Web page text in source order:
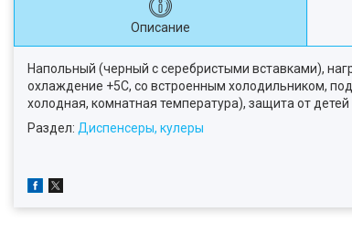
Описание
Напольный (черный с серебристыми вставками),
охлаждение +5С, со встроенным холодильником,
холодная, комнатная температура), защита от
Раздел: Диспенсеры, кулеры